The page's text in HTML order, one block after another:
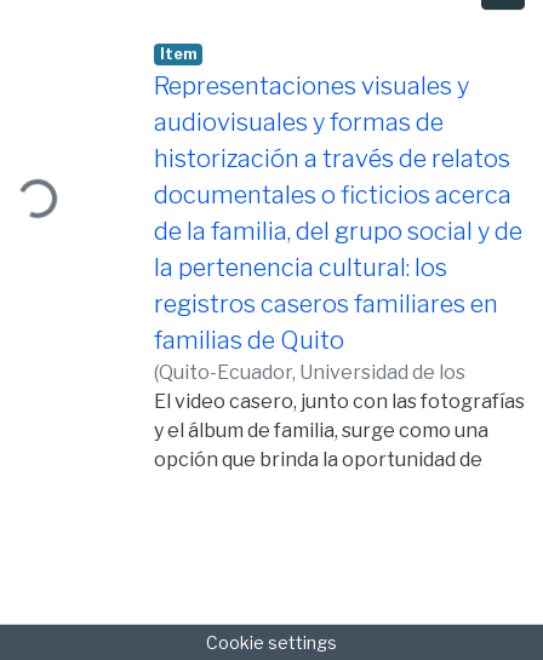
Item
Representaciones visuales y
audiovisuales y formas de
historización a través de relatos
documentales o ficticios acerca
de la familia, del grupo social y de
la pertenencia cultural: los
registros caseros familiares en
familias de Quito
(Quito-Ecuador, Universidad de los
Hemisferios,2013-12-10)Rivera Abad,
Sonia Lizette
El video casero, junto con las fotografías
y el álbum de familia, surge como una
opción que brinda la oportunidad de
cinta de video, y para que años más
Cookie settings